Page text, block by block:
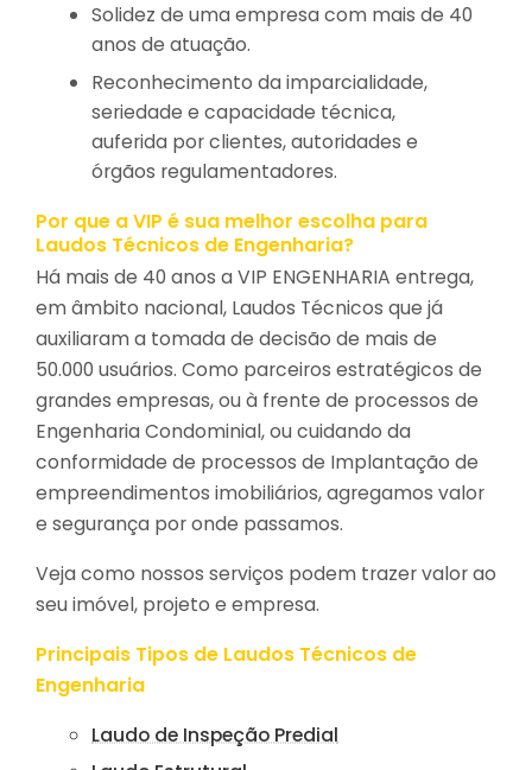
Solidez de uma empresa com mais de 40
anos de atuação.
Reconhecimento da imparcialidade,
seriedade e capacidade técnica,
auferida por clientes, autoridades e
órgãos regulamentadores.
Por que a VIP é sua melhor escolha para
Laudos Técnicos de Engenharia?
Há mais de 40 anos a VIP ENGENHARIA entrega,
em âmbito nacional, Laudos Técnicos que já
auxiliaram a tomada de decisão de mais de
50.000 usuários. Como parceiros estratégicos de
grandes empresas, ou à frente de processos de
Engenharia Condominial, ou cuidando da
conformidade de processos de Implantação de
empreendimentos imobiliários, agregamos valor
e segurança por onde passamos.
Veja como nossos serviços podem trazer valor ao
seu imóvel, projeto e empresa.
Principais Tipos de Laudos Técnicos de
Engenharia
Laudo de Inspeção Predial